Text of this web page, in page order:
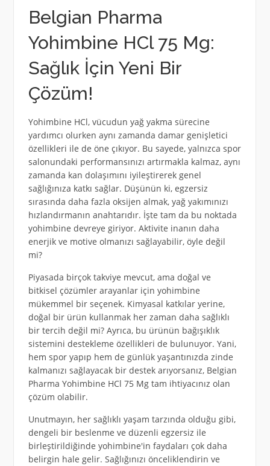
Belgian Pharma
Yohimbine HCl 75 Mg:
Sağlık İçin Yeni Bir
Çözüm!
Yohimbine HCl, vücudun yağ yakma sürecine
yardımcı olurken aynı zamanda damar genişletici
özellikleri ile de öne çıkıyor. Bu sayede, yalnızca spor
salonundaki performansınızı artırmakla kalmaz, aynı
zamanda kan dolaşımını iyileştirerek genel
sağlığınıza katkı sağlar. Düşünün ki, egzersiz
sırasında daha fazla oksijen almak, yağ yakımınızı
hızlandırmanın anahtarıdır. İşte tam da bu noktada
yohimbine devreye giriyor. Aktivite inanın daha
enerjik ve motive olmanızı sağlayabilir, öyle değil
mi?
Piyasada birçok takviye mevcut, ama doğal ve
bitkisel çözümler arayanlar için yohimbine
mükemmel bir seçenek. Kimyasal katkılar yerine,
doğal bir ürün kullanmak her zaman daha sağlıklı
bir tercih değil mi? Ayrıca, bu ürünün bağışıklık
sistemini destekleme özellikleri de bulunuyor. Yani,
hem spor yapıp hem de günlük yaşantınızda zinde
kalmanızı sağlayacak bir destek arıyorsanız, Belgian
Pharma Yohimbine HCl 75 Mg tam ihtiyacınız olan
çözüm olabilir.
Unutmayın, her sağlıklı yaşam tarzında olduğu gibi,
dengeli bir beslenme ve düzenli egzersiz ile
birleştirildiğinde yohimbine'in faydaları çok daha
belirgin hale gelir. Sağlığınızı önceliklendirin ve